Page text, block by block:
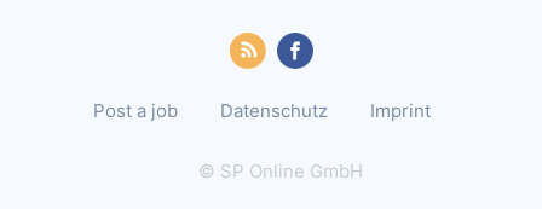
Post a job Datenschutz Imprint
© SP Online GmbH